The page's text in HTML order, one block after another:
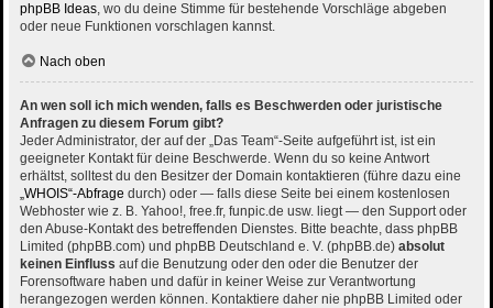
phpBB Ideas, wo du deine Stimme für bestehende Vorschläge abgeben
oder neue Funktionen vorschlagen kannst.
Nach oben
An wen soll ich mich wenden, falls es Beschwerden oder juristische
Anfragen zu diesem Forum gibt?
Jeder Administrator, der auf der „Das Team“-Seite aufgeführt ist, ist ein
geeigneter Kontakt für deine Beschwerde. Wenn du so keine Antwort
erhältst, solltest du den Besitzer der Domain kontaktieren (führe dazu eine
„WHOIS“-Abfrage durch) oder — falls diese Seite bei einem kostenlosen
Webhoster wie z. B. Yahoo!, free.fr, funpic.de usw. liegt — den Support oder
den Abuse-Kontakt des betreffenden Dienstes. Bitte beachte, dass phpBB
Limited (phpBB.com) und phpBB Deutschland e. V. (phpBB.de) absolut
keinen Einfluss auf die Benutzung oder den oder die Benutzer der
Forensoftware haben und dafür in keiner Weise zur Verantwortung
herangezogen werden können. Kontaktiere daher nie phpBB Limited oder